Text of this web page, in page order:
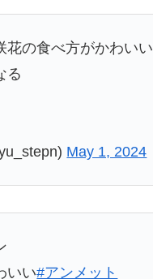
花の食べ方がかわいい
る
May 1, 2024
いい#アンメット